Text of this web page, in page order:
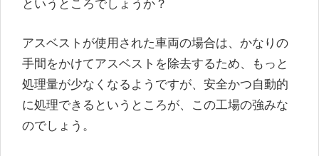
というところでしょうか？
アスベストが使用された車両の場合は、かなりの
手間をかけてアスベストを除去するため、もっと
処理量が少なくなるようですが、安全かつ自動的
に処理できるというところが、この工場の強みな
のでしょう。